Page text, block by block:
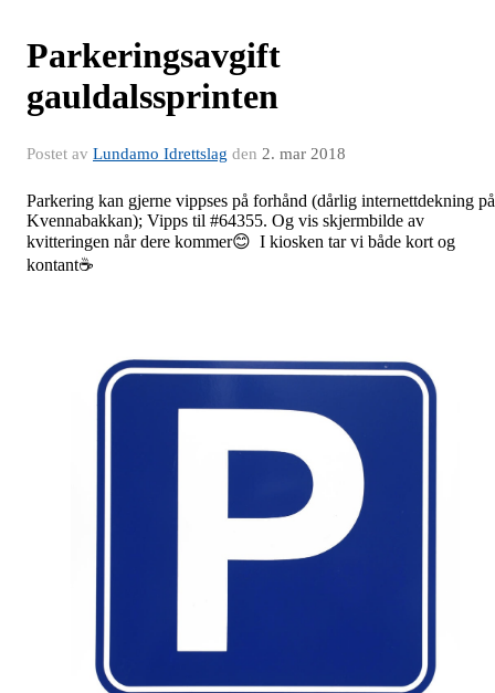
Parkeringsavgift
gauldalssprinten
Postet av Lundamo Idrettslag den 2. mar 2018
Parkering kan gjerne vippses på forhånd (dårlig internettdekning på
Kvennabakkan); Vipps til #64355. Og vis skjermbilde av
kvitteringen når dere kommer😊 I kiosken tar vi både kort og
kontant☕️